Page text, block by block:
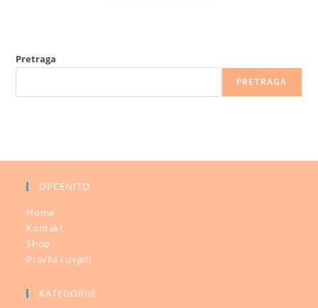
Pretraga
PRETRAGA
OPĆENITO
Home
Kontakt
Shop
Pravila i uvjeti
KATEGORIJE